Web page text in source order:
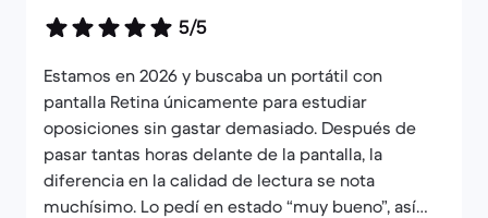
5/5
Estamos en 2026 y buscaba un portátil con
pantalla Retina únicamente para estudiar
oposiciones sin gastar demasiado. Después de
pasar tantas horas delante de la pantalla, la
diferencia en la calidad de lectura se nota
muchísimo. Lo pedí en estado “muy bueno”, así